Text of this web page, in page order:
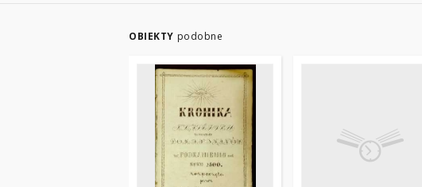
OBIEKTY podobne